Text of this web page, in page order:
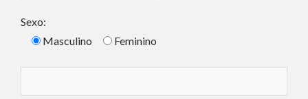
Sexo:
Masculino
Feminino